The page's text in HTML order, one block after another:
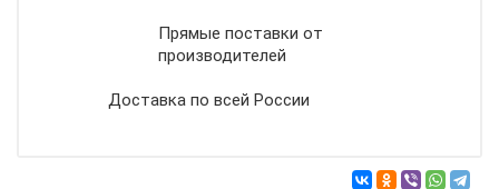
Прямые поставки от
производителей
Доставка по всей России